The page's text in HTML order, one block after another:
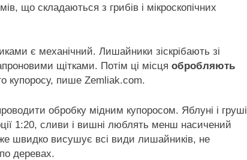
що складаються з грибів і мікроскопічних
є механічний. Лишайники зіскрібають зі
щітками. Потім ці місця обробляють
купоросу, пише Zemliak.com.
обробку мідним купоросом. Яблуні і груші
1:20, сливи і вишні люблять менш насичений
швидко висушує всі види лишайників, не
деревах.